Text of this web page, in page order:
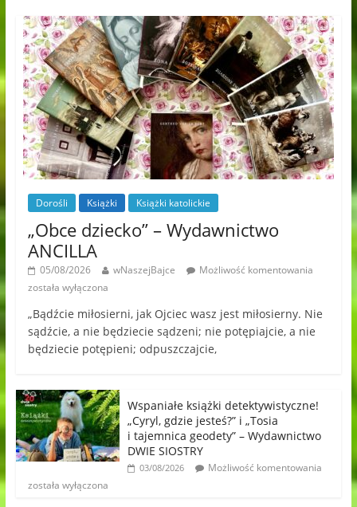
Dorośli Książki Książki katolickie
„Obce dziecko” – Wydawnictwo
ANCILLA
05/08/2026 wNaszejBajce
Możliwość komentowania
została wyłączona
„Bądźcie miłosierni, jak Ojciec wasz jest miłosierny. Nie
sądźcie, a nie będziecie sądzeni; nie potępiajcie, a nie
będziecie potępieni; odpuszczajcie,
Wspaniałe książki detektywistyczne!
„Cyryl, gdzie jesteś?” i „Tosia
i tajemnica geodety” – Wydawnictwo
DWIE SIOSTRY
03/08/2026
Możliwość komentowania
została wyłączona